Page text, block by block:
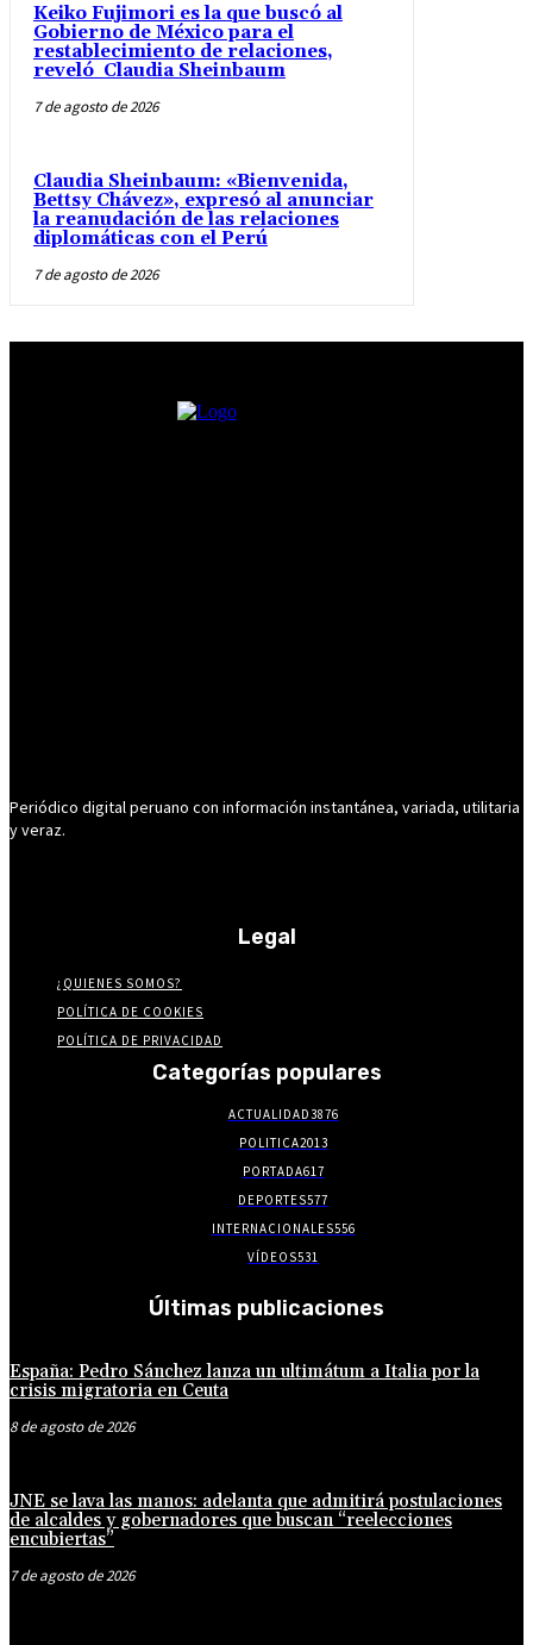
Keiko Fujimori es la que buscó al
Gobierno de México para el
restablecimiento de relaciones,
reveló Claudia Sheinbaum
7 de agosto de 2026
Claudia Sheinbaum: «Bienvenida,
Bettsy Chávez», expresó al anunciar
la reanudación de las relaciones
diplomáticas con el Perú
7 de agosto de 2026
Periódico digital peruano con información instantánea, variada, utilitaria
y veraz.
Legal
¿QUIENES SOMOS?
POLÍTICA DE COOKIES
POLÍTICA DE PRIVACIDAD
Categorías populares
ACTUALIDAD3876
POLITICA2013
PORTADA617
DEPORTES577
INTERNACIONALES556
VÍDEOS531
Últimas publicaciones
España: Pedro Sánchez lanza un ultimátum a Italia por la
crisis migratoria en Ceuta
8 de agosto de 2026
JNE se lava las manos: adelanta que admitirá postulaciones
de alcaldes y gobernadores que buscan “reelecciones
encubiertas”
7 de agosto de 2026